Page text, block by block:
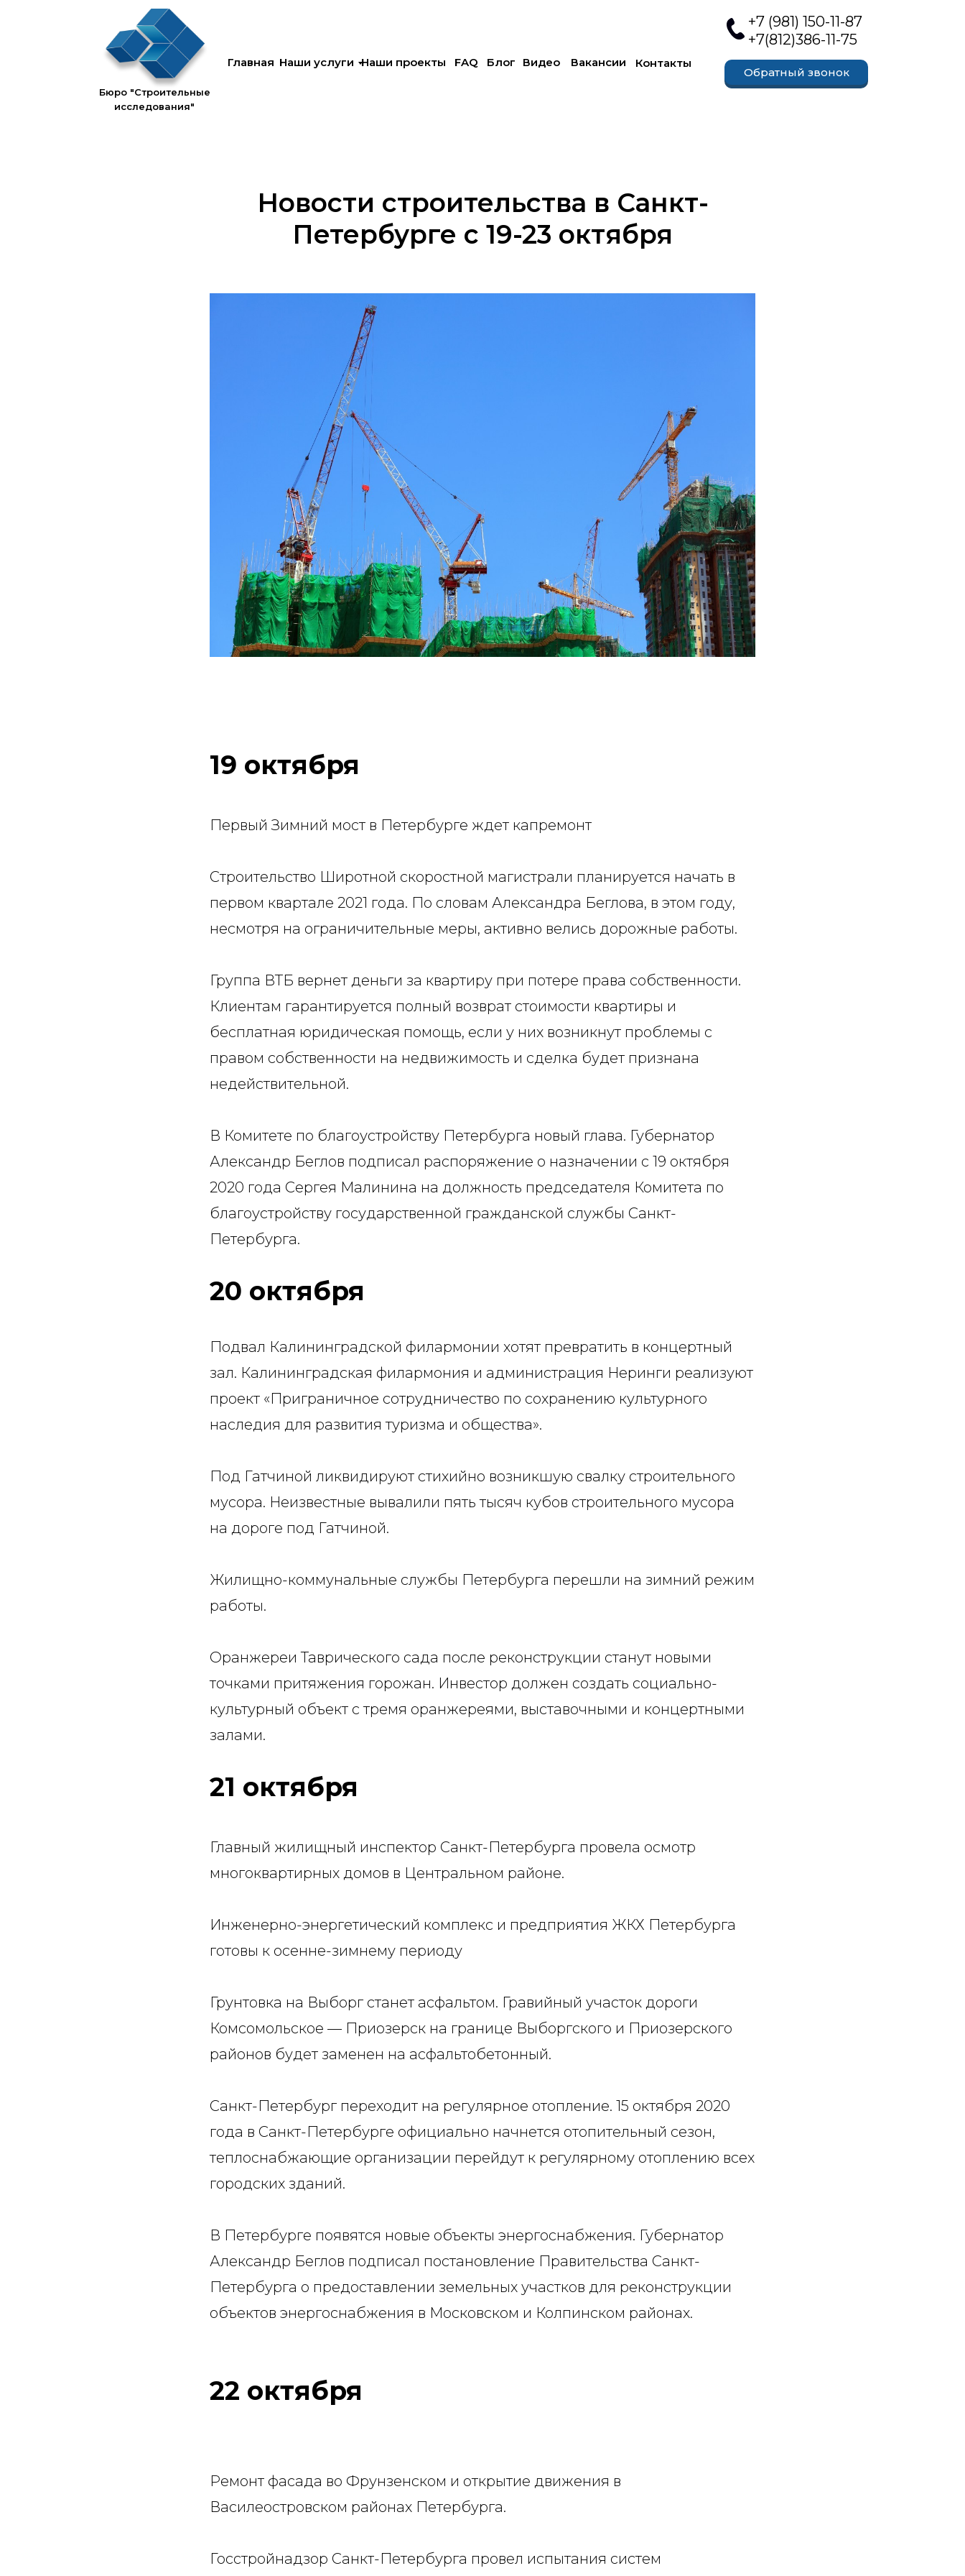
Наши услуги Наши проекты Контакты
Блог
Бюро "Строительные
исследования"
Обратный звонок
Главная Видео
FAQ Вакансии
+7(812)386-11-75
+7 (981) 150-11-87
Новости строительства в Санкт-
Петербурге с 19-23 октября
19 октября
Первый Зимний мост в Петербурге ждет капремонт
Строительство Широтной скоростной магистрали планируется начать в
первом квартале 2021 года. По словам Александра Беглова, в этом году,
несмотря на ограничительные меры, активно велись дорожные работы.
Группа ВТБ вернет деньги за квартиру при потере права собственности.
Клиентам гарантируется полный возврат стоимости квартиры и
бесплатная юридическая помощь, если у них возникнут проблемы с
правом собственности на недвижимость и сделка будет признана
недействительной.
В Комитете по благоустройству Петербурга новый глава. Губернатор
Александр Беглов подписал распоряжение о назначении с 19 октября
2020 года Сергея Малинина на должность председателя Комитета по
благоустройству государственной гражданской службы Санкт-
Петербурга.
20 октября
Подвал Калининградской филармонии хотят превратить в концертный
зал. Калининградская филармония и администрация Неринги реализуют
проект «Приграничное сотрудничество по сохранению культурного
наследия для развития туризма и общества».
Под Гатчиной ликвидируют стихийно возникшую свалку строительного
мусора. Неизвестные вывалили пять тысяч кубов строительного мусора
на дороге под Гатчиной.
Жилищно-коммунальные службы Петербурга перешли на зимний режим
работы.
Оранжереи Таврического сада после реконструкции станут новыми
точками притяжения горожан. Инвестор должен создать социально-
культурный объект с тремя оранжереями, выставочными и концертными
залами.
21 октября
Главный жилищный инспектор Санкт-Петербурга провела осмотр
многоквартирных домов в Центральном районе.
Инженерно-энергетический комплекс и предприятия ЖКХ Петербурга
готовы к осенне-зимнему периоду
Грунтовка на Выборг станет асфальтом. Гравийный участок дороги
Комсомольское — Приозерск на границе Выборгского и Приозерского
районов будет заменен на асфальтобетонный.
Санкт-Петербург переходит на регулярное отопление. 15 октября 2020
года в Санкт-Петербурге официально начнется отопительный сезон,
теплоснабжающие организации перейдут к регулярному отоплению всех
городских зданий.
В Петербурге появятся новые объекты энергоснабжения. Губернатор
Александр Беглов подписал постановление Правительства Санкт-
Петербурга о предоставлении земельных участков для реконструкции
объектов энергоснабжения в Московском и Колпинском районах.
22 октября
Ремонт фасада во Фрунзенском и открытие движения в
Василеостровском районах Петербурга.
Госстройнадзор Санкт-Петербурга провел испытания систем